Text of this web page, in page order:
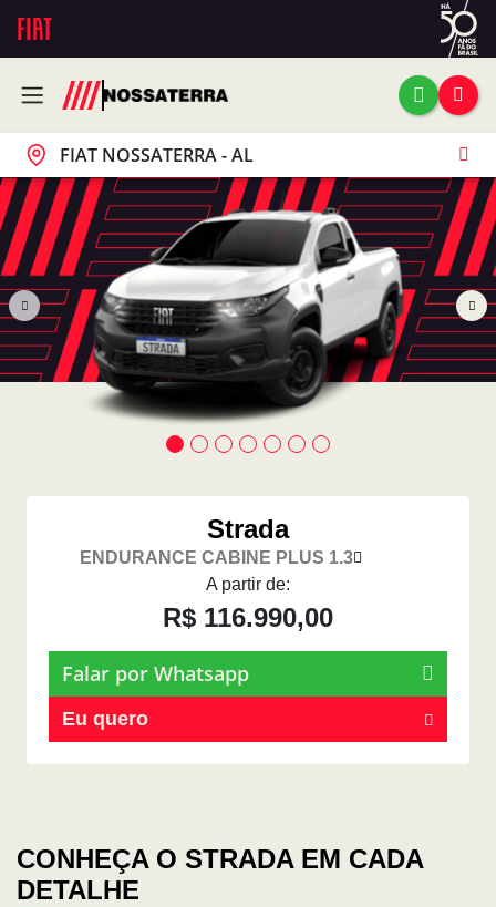
FIAT NOSSATERRA - AL
Strada
ENDURANCE CABINE PLUS 1.3
A partir de:
R$ 116.990,00
Falar por Whatsapp
Eu quero
CONHEÇA O STRADA EM CADA
DETALHE